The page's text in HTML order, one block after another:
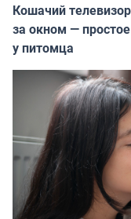
Кошачий
за окном —
у питомца